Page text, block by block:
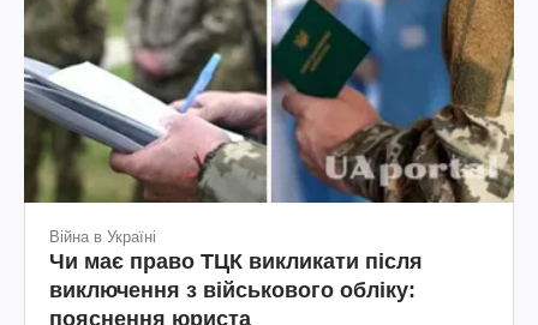
Війна в Україні
Чи має право ТЦК викликати після
виключення з військового обліку:
пояснення юриста